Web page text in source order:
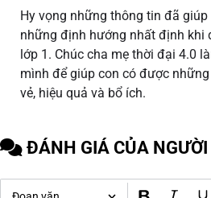
Hy vọng những thông tin đã
những định hướng nhất định khi
lớp 1. Chúc cha mẹ thời đại 4.0
mình để giúp con có được
vẻ, hiệu quả và bổ ích.
ĐÁNH GIÁ CỦA NGƯỜI